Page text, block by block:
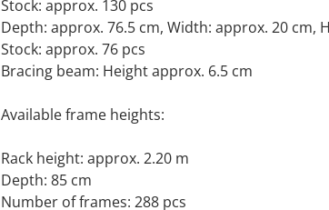
Stock: approx. 130 pcs
Depth: approx. 76.5 cm, Width: approx. 20 cm,
Stock: approx. 76 pcs
Bracing beam: Height approx. 6.5 cm
Available frame heights:
Rack height: approx. 2.20 m
Depth: 85 cm
Number of frames: 288 pcs